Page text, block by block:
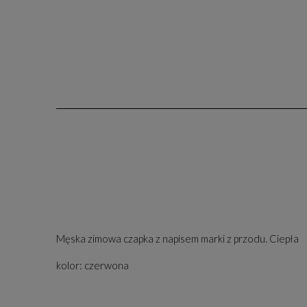
Męska zimowa czapka z napisem marki z przodu. Ciepła
kolor: czerwona